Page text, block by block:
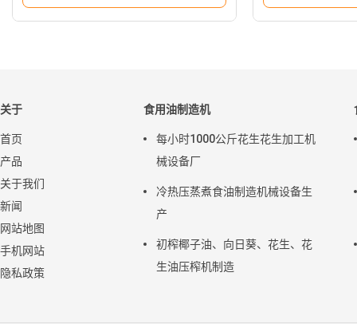
关于
首页
产品
关于我们
新闻
网站地图
手机网站
隐私政策
食用油制造机
每小时1000公斤花生花生加工机
械设备厂
冷热压蒸煮食油制造机械设备生
产
初榨椰子油、向日葵、花生、花
生油压榨机制造